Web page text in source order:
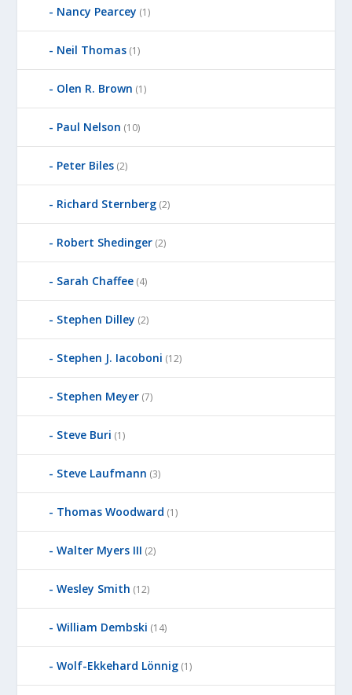
Nancy Pearcey (1)
Neil Thomas (1)
Olen R. Brown (1)
Paul Nelson (10)
Peter Biles (2)
Richard Sternberg (2)
Robert Shedinger (2)
Sarah Chaffee (4)
Stephen Dilley (2)
Stephen J. Iacoboni (12)
Stephen Meyer (7)
Steve Buri (1)
Steve Laufmann (3)
Thomas Woodward (1)
Walter Myers III (2)
Wesley Smith (12)
William Dembski (14)
Wolf-Ekkehard Lönnig (1)